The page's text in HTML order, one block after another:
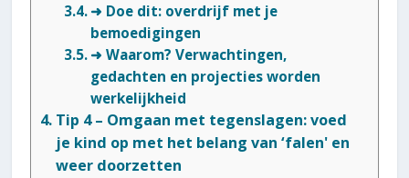
➜ Doe dit: overdrijf met je
bemoedigingen
➜ Waarom? Verwachtingen,
gedachten en projecties worden
werkelijkheid
Tip 4 – Omgaan met tegenslagen: voed
je kind op met het belang van ‘falen' en
weer doorzetten